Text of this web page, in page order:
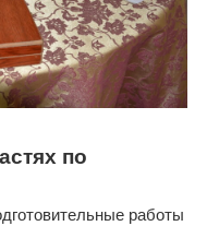
по
работы